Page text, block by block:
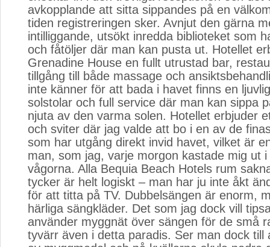
avkopplande att sitta sippandes på en
tiden registreringen sker. Avnjut den gärna
intilliggande, utsökt inredda biblioteket som
och fåtöljer där man kan pusta ut. Hotellet
Grenadine House en fullt utrustad bar,
tillgång till både massage och
inte känner för att bada i havet finns en
solstolar och full service där man kan sippa
njuta av den varma solen. Hotellet erbjuder
och sviter där jag valde att bo i en av de
som har utgång direkt invid havet, vilket är
man, som jag, varje morgon kastade mig ut i
vågorna. Alla Bequia Beach Hotels rum
tycker är helt logiskt – man har ju inte åkt
för att titta på TV. Dubbelsängen är enorm,
härliga sängkläder. Det som jag dock vill
använder myggnät över sängen för de små
tyvärr även i detta paradis. Ser man dock till